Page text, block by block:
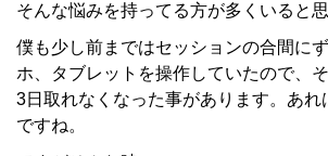
そんな悩みを持ってる方が多くいると思
僕も少し前まではセッションの合間に
ホ、タブレットを操作していたので、
3日取れなくなった事があります。あれ
ですね。